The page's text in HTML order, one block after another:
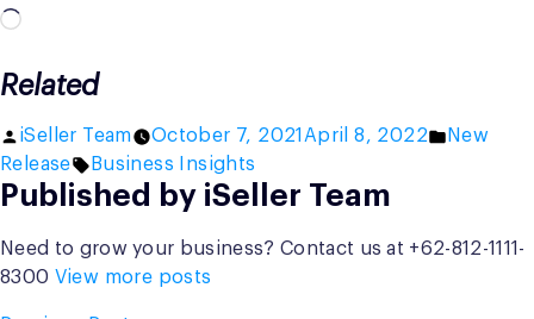
Loading…
Related
Posted
by
iSeller Team October 7, 2021 April 8, 2022
Posted
New
Release
Tags:
Business Insights
Published by iSeller Team
Need to grow your business? Contact us at +62-812-1111-
8300 View more posts